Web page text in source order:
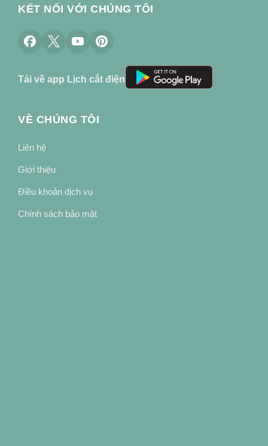
KẾT NỐI VỚI CHÚNG TÔI
Tải về app Lịch cắt điện
VỀ CHÚNG TÔI
Liên hệ
Giới thiệu
Điều khoản dịch vụ
Chính sách bảo mật